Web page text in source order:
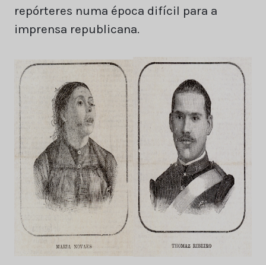
repórteres numa época difícil para a
imprensa republicana.